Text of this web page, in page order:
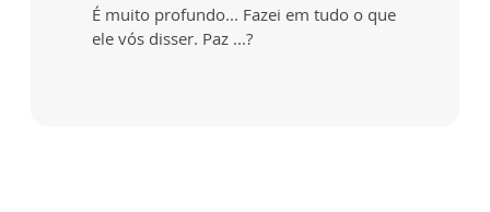
É muito profundo... Fazei em tudo o que
ele vós disser. Paz ...?